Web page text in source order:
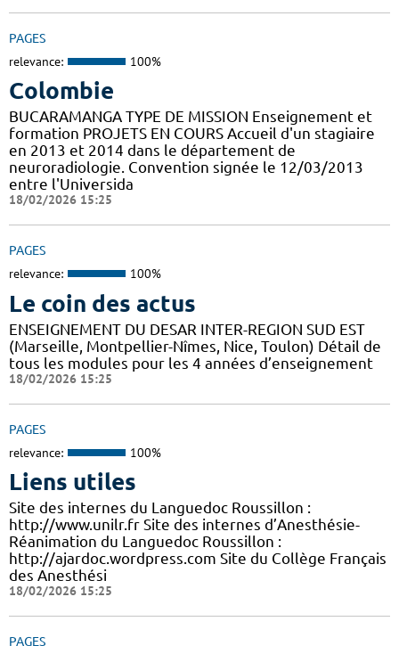
PAGES
relevance: 100%
Colombie
BUCARAMANGA TYPE DE MISSION Enseignement et
formation PROJETS EN COURS Accueil d'un stagiaire
en 2013 et 2014 dans le département de
neuroradiologie. Convention signée le 12/03/2013
entre l'Universida
18/02/2026 15:25
PAGES
relevance: 100%
Le coin des actus
ENSEIGNEMENT DU DESAR INTER-REGION SUD EST
(Marseille, Montpellier-Nîmes, Nice, Toulon) Détail de
tous les modules pour les 4 années d’enseignement
18/02/2026 15:25
PAGES
relevance: 100%
Liens utiles
Site des internes du Languedoc Roussillon :
http://www.unilr.fr Site des internes d’Anesthésie-
Réanimation du Languedoc Roussillon :
http://ajardoc.wordpress.com Site du Collège Français
des Anesthési
18/02/2026 15:25
PAGES